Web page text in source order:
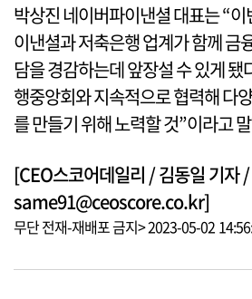
박상진 네이버파이낸셜 대표는 “
이낸셜과 저축은행 업계가 함께 금
담을 경감하는데 앞장설 수 있게
행중앙회와 지속적으로 협력해 다
를 만들기 위해 노력할 것”이라고
[CEO스코어데일리 / 김동일 기자 /
same91@ceoscore.co.kr]
무단 전재-재배포 금지> 2023-05-02